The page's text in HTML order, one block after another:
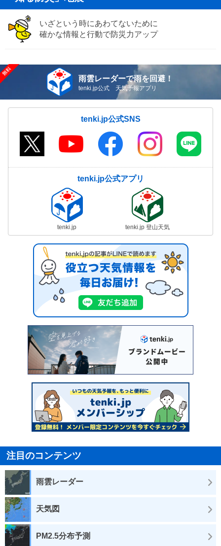
いざという時にあわてないために
確かな情報と行動で防災力アップ
雨雲レーダーで雨を回避！
tenki.jp公式 天気予報アプリ
tenki.jp公式SNS
tenki.jp公式アプリ
tenki.jp tenki.jp 登山天気
注目のコンテンツ
雨雲レーダー
天気図
PM2.5分布予測